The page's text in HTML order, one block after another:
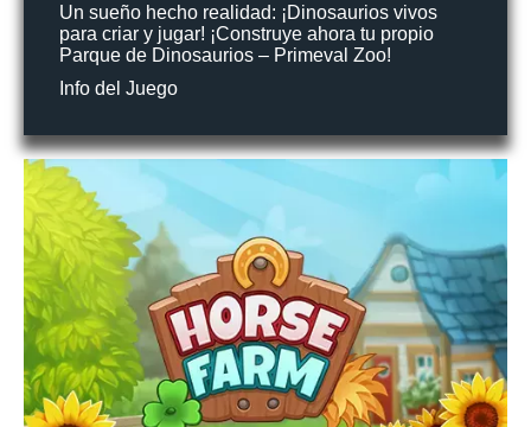
Un sueño hecho realidad: ¡Dinosaurios vivos
para criar y jugar! ¡Construye ahora tu propio
Parque de Dinosaurios – Primeval Zoo!
Info del Juego